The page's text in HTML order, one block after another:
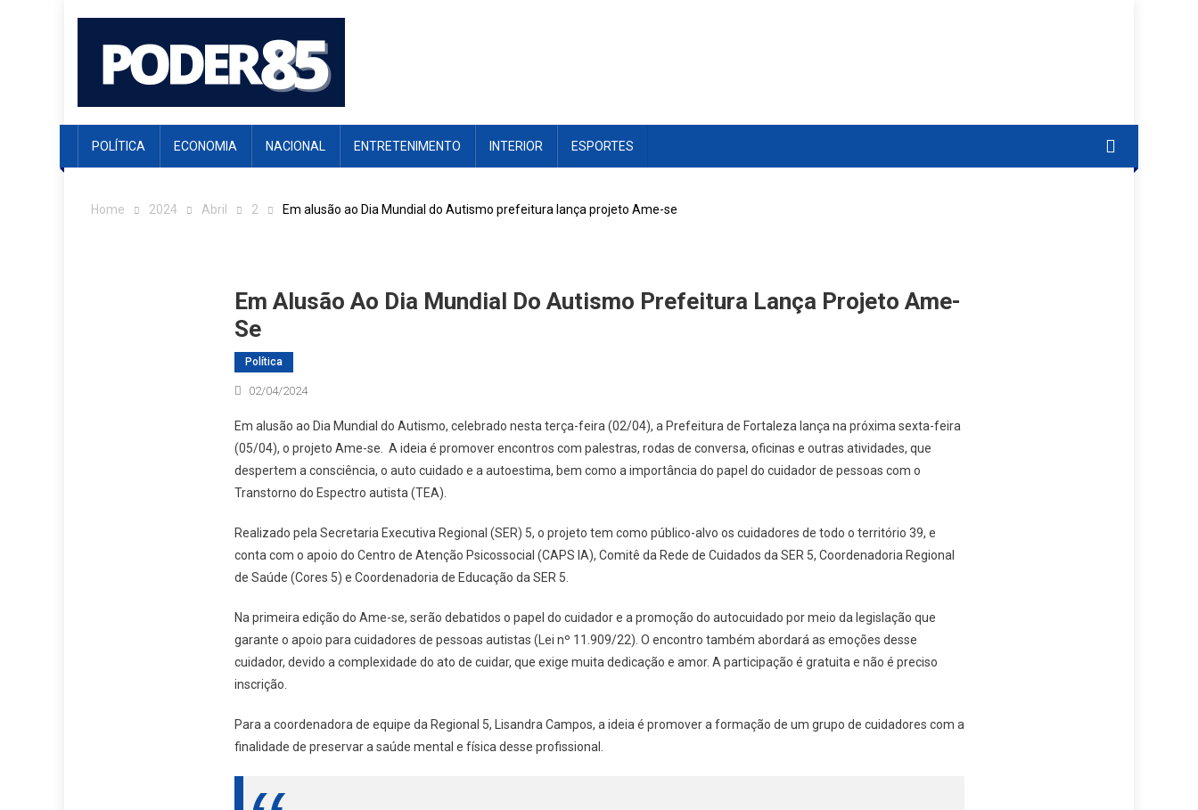
POLÍTICA ECONOMIA NACIONAL ENTRETENIMENTO INTERIOR ESPORTES
Home 2024 Abril 2 Em alusão ao Dia Mundial do Autismo prefeitura lança projeto Ame-se
Em Alusão Ao Dia Mundial Do Autismo Prefeitura Lança Projeto Ame-
Se
Política
02/04/2024
Em alusão ao Dia Mundial do Autismo, celebrado nesta terça-feira (02/04), a Prefeitura de Fortaleza lança na próxima sexta-feira
(05/04), o projeto Ame-se. A ideia é promover encontros com palestras, rodas de conversa, oficinas e outras atividades, que
despertem a consciência, o auto cuidado e a autoestima, bem como a importância do papel do cuidador de pessoas com o
Transtorno do Espectro autista (TEA).
Realizado pela Secretaria Executiva Regional (SER) 5, o projeto tem como público-alvo os cuidadores de todo o território 39, e
conta com o apoio do Centro de Atenção Psicossocial (CAPS IA), Comitê da Rede de Cuidados da SER 5, Coordenadoria Regional
de Saúde (Cores 5) e Coordenadoria de Educação da SER 5.
Na primeira edição do Ame-se, serão debatidos o papel do cuidador e a promoção do autocuidado por meio da legislação que
garante o apoio para cuidadores de pessoas autistas (Lei nº 11.909/22). O encontro também abordará as emoções desse
cuidador, devido a complexidade do ato de cuidar, que exige muita dedicação e amor. A participação é gratuita e não é preciso
inscrição.
Para a coordenadora de equipe da Regional 5, Lisandra Campos, a ideia é promover a formação de um grupo de cuidadores com a
finalidade de preservar a saúde mental e física desse profissional.